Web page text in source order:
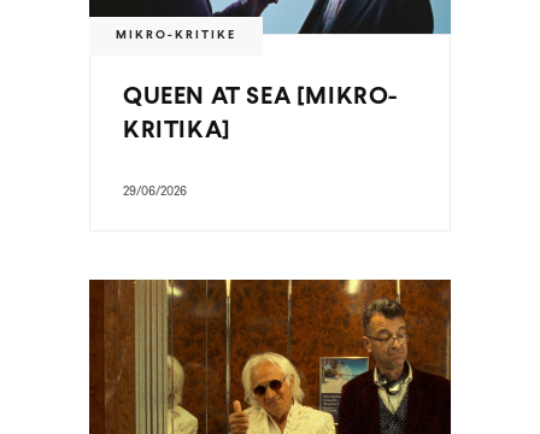
MIKRO-KRITIKE
QUEEN AT SEA [MIKRO-
KRITIKA]
29/06/2026